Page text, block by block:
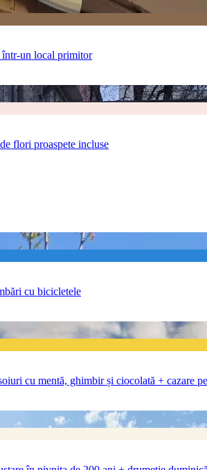
într-un local primitor
flori proaspete incluse
cu bicicletele
cu mentă, ghimbir și ciocolată + cazare